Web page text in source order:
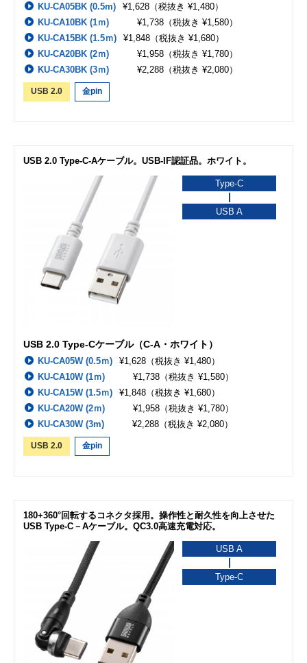
KU-CA05BK (0.5m) ¥1,628 （税抜き ¥1,480）
KU-CA10BK (1ｍ)
¥1,738（税抜き ¥1,580）
KU-CA15BK (1.5ｍ)
¥1,848 （税抜き ¥1,680）
KU-CA20BK (2ｍ)
¥1,958（税抜き ¥1,780）
KU-CA30BK (3ｍ)
¥2,288（税抜き ¥2,080）
USB 2.0 金pin
USB 2.0 Type-C-Aケーブル。USB-IF認証品。ホワイト。
Type-C
USB A
USB 2.0 Type-Cケーブル（C-A・ホワイト）
KU-CA05W (0.5ｍ) ¥1,628 （税抜き ¥1,480）
KU-CA10W (1ｍ)
¥1,738（税抜き ¥1,580）
KU-CA15W (1.5ｍ)
¥1,848 （税抜き ¥1,680）
KU-CA20W (2ｍ)
¥1,958（税抜き ¥1,780）
KU-CA30W (3m)
¥2,288（税抜き ¥2,080）
USB 2.0 金pin
180+360°回転するコネクタ採用。操作性と耐久性を向上させた
USB Type-C－Aケーブル。QC3.0高速充電対応。
USB A
Type-C